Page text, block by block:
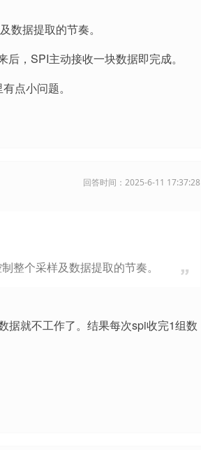
数据提取的节奏。
，SPI主动接收一块数据即完成。
点小问题。
回答时间：2025-6-11 17:37:28
整个采样及数据提取的节奏。
据就不工作了。结果每次spi收完1组数